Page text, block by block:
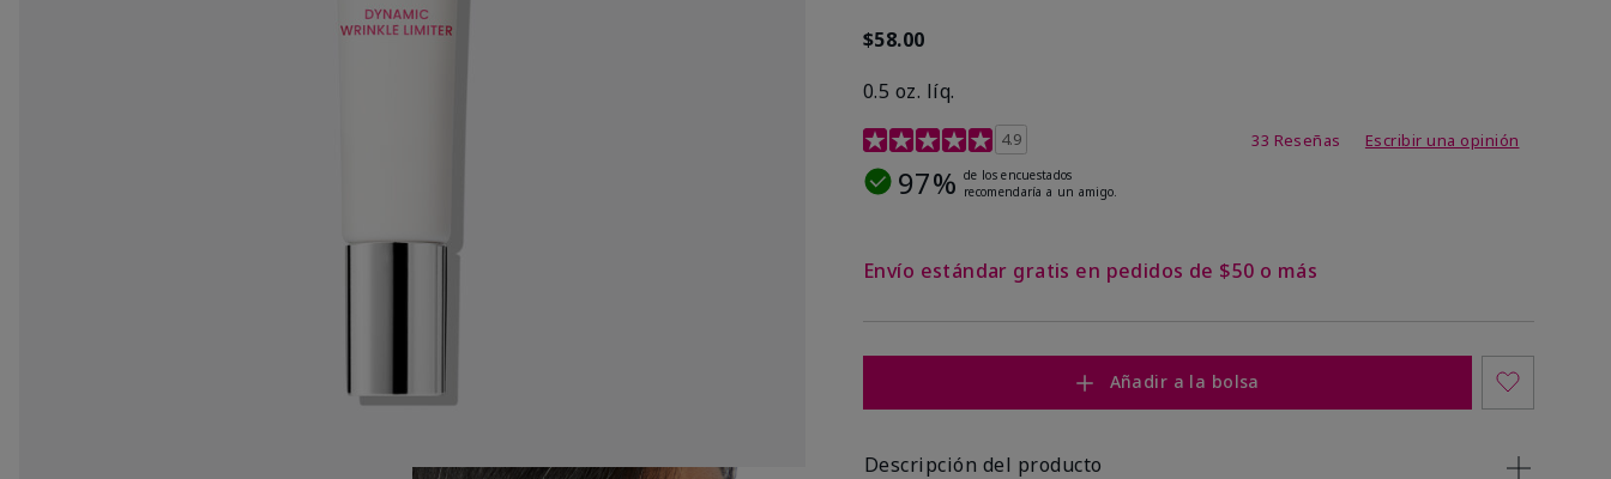
$58.00
0.5 oz. líq.
Calificación de clientes de 4,9 de 5
4.9 33 Reseñas Escribir una opinión
97% de los encuestados
recomendaría a un amigo.
Envío estándar gratis en pedidos de $50 o más
Añadir a la bolsa
Descripción del producto